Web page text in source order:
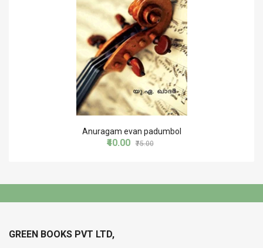
Anuragam evan padumbol
₹40.00 ₹75.00
GREEN BOOKS PVT LTD,